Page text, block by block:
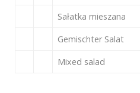
Sałatka mieszana
Gemischter Salat
Mixed salad